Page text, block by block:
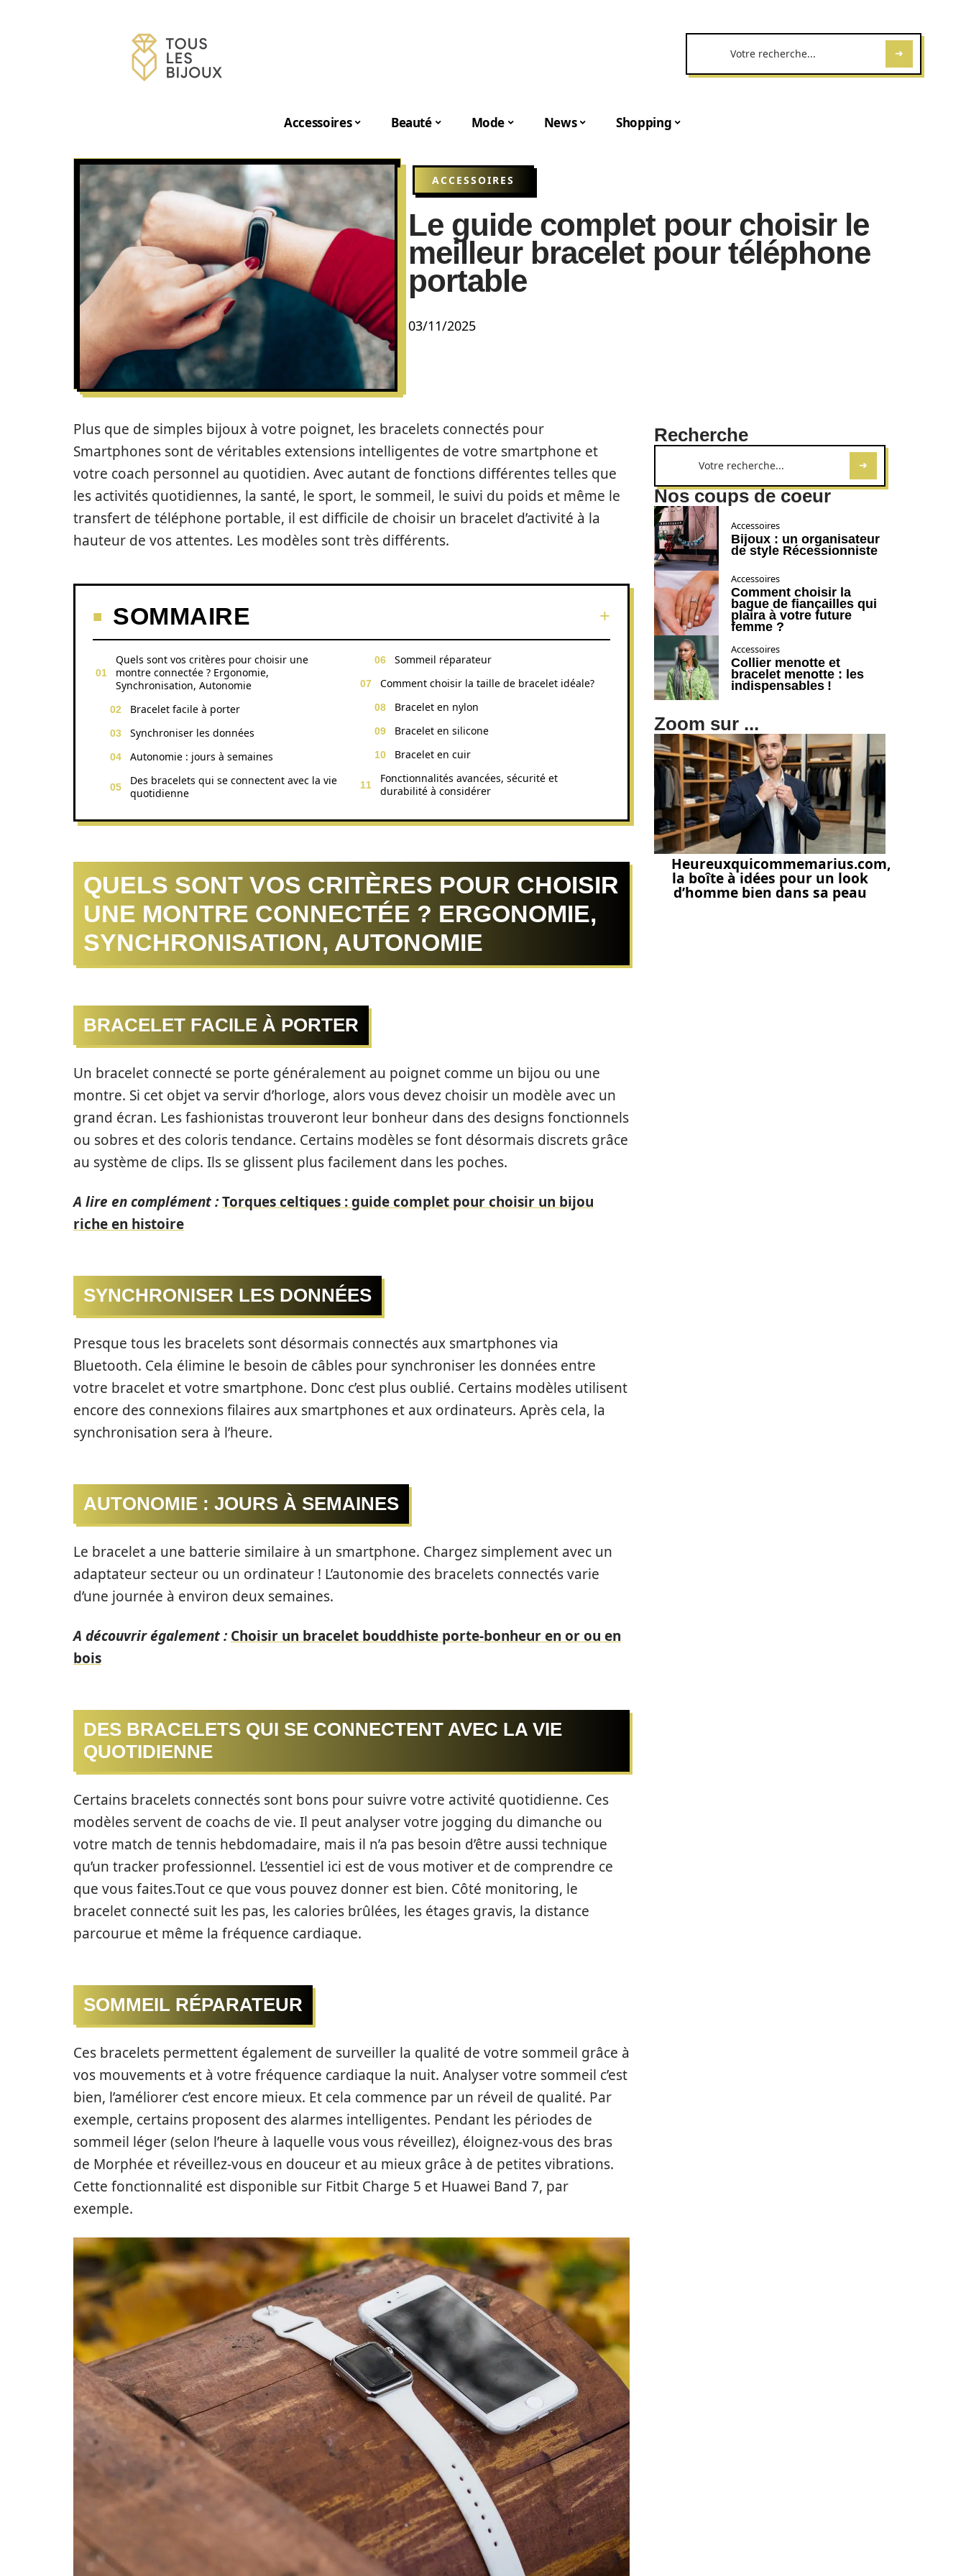
Accessoires Beauté Mode News Shopping
ACCESSOIRES
Le guide complet pour choisir le
meilleur bracelet pour téléphone
portable
03/11/2025
Plus que de simples bijoux à votre poignet, les bracelets connectés pour
Smartphones sont de véritables extensions intelligentes de votre smartphone et
votre coach personnel au quotidien. Avec autant de fonctions différentes telles que
les activités quotidiennes, la santé, le sport, le sommeil, le suivi du poids et même le
transfert de téléphone portable, il est difficile de choisir un bracelet d’activité à la
hauteur de vos attentes. Les modèles sont très différents.
SOMMAIRE
Quels sont vos critères pour choisir une
montre connectée ? Ergonomie,
Synchronisation, Autonomie
Bracelet facile à porter
Synchroniser les données
Autonomie : jours à semaines
Des bracelets qui se connectent avec la vie
quotidienne
Sommeil réparateur
Comment choisir la taille de bracelet idéale?
Bracelet en nylon
Bracelet en silicone
Bracelet en cuir
Fonctionnalités avancées, sécurité et
durabilité à considérer
QUELS SONT VOS CRITÈRES POUR CHOISIR
UNE MONTRE CONNECTÉE ? ERGONOMIE,
SYNCHRONISATION, AUTONOMIE
BRACELET FACILE À PORTER
Un bracelet connecté se porte généralement au poignet comme un bijou ou une
montre. Si cet objet va servir d’horloge, alors vous devez choisir un modèle avec un
grand écran. Les fashionistas trouveront leur bonheur dans des designs fonctionnels
ou sobres et des coloris tendance. Certains modèles se font désormais discrets grâce
au système de clips. Ils se glissent plus facilement dans les poches.
A lire en complément :Torques celtiques : guide complet pour choisir un bijou
riche en histoire
SYNCHRONISER LES DONNÉES
Presque tous les bracelets sont désormais connectés aux smartphones via
Bluetooth. Cela élimine le besoin de câbles pour synchroniser les données entre
votre bracelet et votre smartphone. Donc c’est plus oublié. Certains modèles utilisent
encore des connexions filaires aux smartphones et aux ordinateurs. Après cela, la
synchronisation sera à l’heure.
AUTONOMIE : JOURS À SEMAINES
Le bracelet a une batterie similaire à un smartphone. Chargez simplement avec un
adaptateur secteur ou un ordinateur ! L’autonomie des bracelets connectés varie
d’une journée à environ deux semaines.
A découvrir également : Choisir un bracelet bouddhiste porte-bonheur en or ou en
bois
DES BRACELETS QUI SE CONNECTENT AVEC LA VIE
QUOTIDIENNE
Certains bracelets connectés sont bons pour suivre votre activité quotidienne. Ces
modèles servent de coachs de vie. Il peut analyser votre jogging du dimanche ou
votre match de tennis hebdomadaire, mais il n’a pas besoin d’être aussi technique
qu’un tracker professionnel. L’essentiel ici est de vous motiver et de comprendre ce
que vous faites.Tout ce que vous pouvez donner est bien. Côté monitoring, le
bracelet connecté suit les pas, les calories brûlées, les étages gravis, la distance
parcourue et même la fréquence cardiaque.
SOMMEIL RÉPARATEUR
Ces bracelets permettent également de surveiller la qualité de votre sommeil grâce à
vos mouvements et à votre fréquence cardiaque la nuit. Analyser votre sommeil c’est
bien, l’améliorer c’est encore mieux. Et cela commence par un réveil de qualité. Par
exemple, certains proposent des alarmes intelligentes. Pendant les périodes de
sommeil léger (selon l’heure à laquelle vous vous réveillez), éloignez-vous des bras
de Morphée et réveillez-vous en douceur et au mieux grâce à de petites vibrations.
Cette fonctionnalité est disponible sur Fitbit Charge 5 et Huawei Band 7, par
exemple.
Recherche
Nos coups de coeur
Accessoires
Bijoux : un organisateur
de style Récessionniste
Accessoires
Comment choisir la
bague de fiançailles qui
plaira à votre future
femme ?
Accessoires
Collier menotte et
bracelet menotte : les
indispensables !
Zoom sur ...
Heureuxquicommemarius.com,
la boîte à idées pour un look
d’homme bien dans sa peau